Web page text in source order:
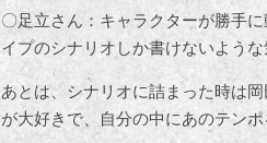
〇足立さん：キャラクターが勝手
イプのシナリオしか書けないような
あとは、シナリオに詰まった時は
が大好きで、自分の中にあのテン